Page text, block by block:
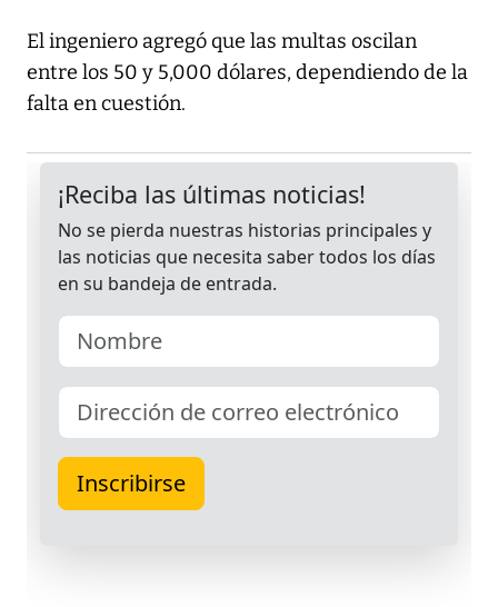
El ingeniero agregó que las multas oscilan
entre los 50 y 5,000 dólares, dependiendo de la
falta en cuestión.